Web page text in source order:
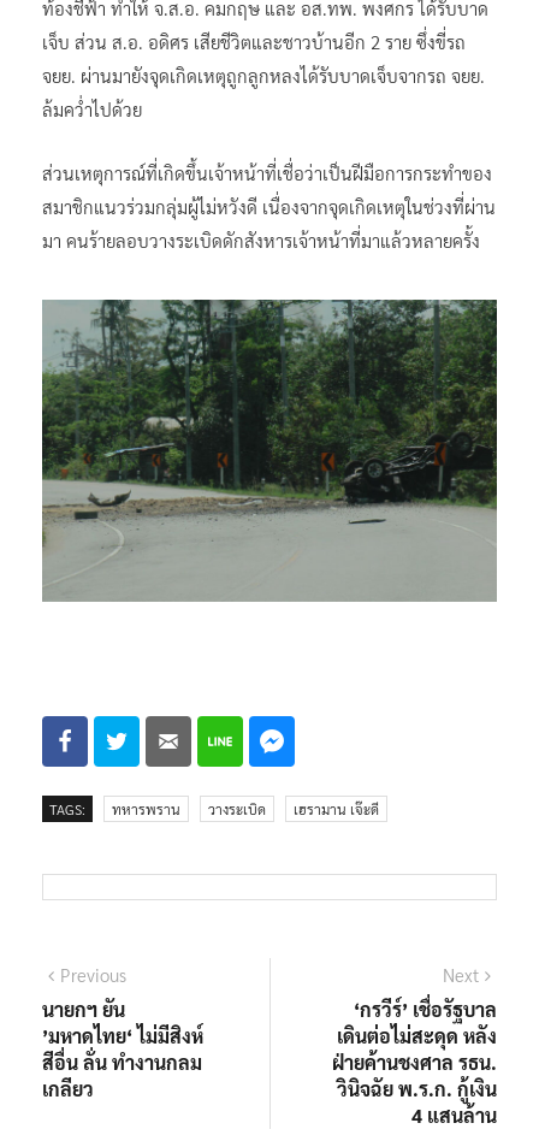
ท้องชี้ฟ้า ทำให้ จ.ส.อ. คมกฤษ และ อส.ทพ. พงศกร ได้รับบาด
เจ็บ ส่วน ส.อ. อดิศร เสียชีวิตและชาวบ้านอีก 2 ราย ซึ่งขี่รถ
จยย. ผ่านมายังจุดเกิดเหตุถูกลูกหลงได้รับบาดเจ็บจากรถ จยย.
ล้มคว่ำไปด้วย
ส่วนเหตุการณ์ที่เกิดขึ้นเจ้าหน้าที่เชื่อว่าเป็นฝีมือการกระทำของ
สมาชิกแนวร่วมกลุ่มผู้ไม่หวังดี เนื่องจากจุดเกิดเหตุในช่วงที่ผ่าน
มา คนร้ายลอบวางระเบิดดักสังหารเจ้าหน้าที่มาแล้วหลายครั้ง
TAGS: ทหารพราน วางระเบิด เฮรามาน เจ๊ะดี
แนะแนว
เรื่อง
PreviousPrevious
นายกฯ ยัน
’มหาดไทย‘ ไม่มีสิงห์
สีอื่น ลั่น ทำงานกลม
เกลียว
Next
‘กรวีร์’ เชื่อรัฐบาล
เดินต่อไม่สะดุด หลัง
ฝ่ายค้านชงศาล รธน.
วินิจฉัย พ.ร.ก. กู้เงิน
4 แสนล้าน